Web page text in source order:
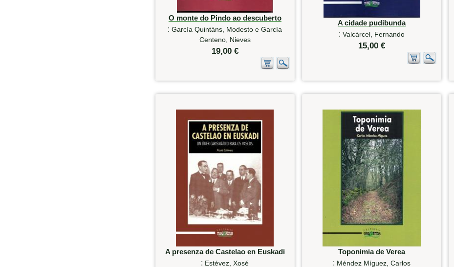
O monte do Pindo ao descuberto
:García Quintáns, Modesto e García
Centeno, Nieves
19,00 €
A cidade pudibunda
:Valcárcel, Fernando
15,00 €
A presenza de Castelao en Euskadi
: Estévez, Xosé
Toponimia de Verea
: Méndez Míguez, Carlos